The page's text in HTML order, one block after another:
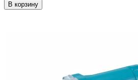
В корзину